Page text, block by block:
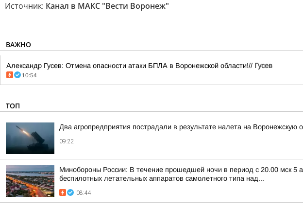
Источник: Канал в МАКС "Вести Воронеж"
ВАЖНО
Александр Гусев: Отмена опасности атаки БПЛА в Воронежской области!// Гусев
10:54
ТОП
Два агропредприятия пострадали в результате налета на Воронежскую
09:22
Минобороны России: В течение прошедшей ночи в период с 20.00 мск 5
беспилотных летательных аппаратов самолетного типа над...
08:44